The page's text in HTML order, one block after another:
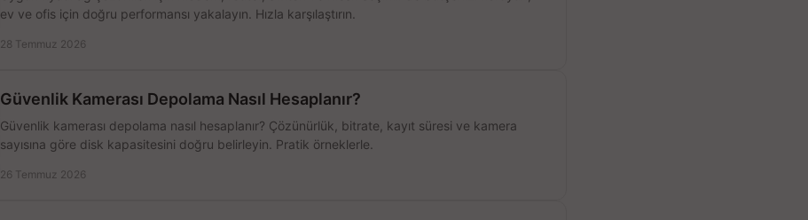
ev ve ofis için doğru performansı yakalayın. Hızla karşılaştırın.
28 Temmuz 2026
Güvenlik Kamerası Depolama Nasıl Hesaplanır?
Güvenlik kamerası depolama nasıl hesaplanır? Çözünürlük, bitrate, kayıt süresi ve kamera
sayısına göre disk kapasitesini doğru belirleyin. Pratik örneklerle.
26 Temmuz 2026